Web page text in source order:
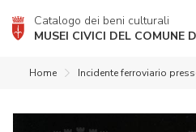
Catalogo dei beni culturali
MUSEI CIVICI DEL COMUNE
Home Incidente ferroviario